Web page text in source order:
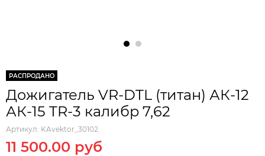
РАСПРОДАНО
Дожигатель VR-DTL (титан) АК-12
АК-15 TR-3 калибр 7,62
Артикул: KAvektor_30102
11 500.00 руб